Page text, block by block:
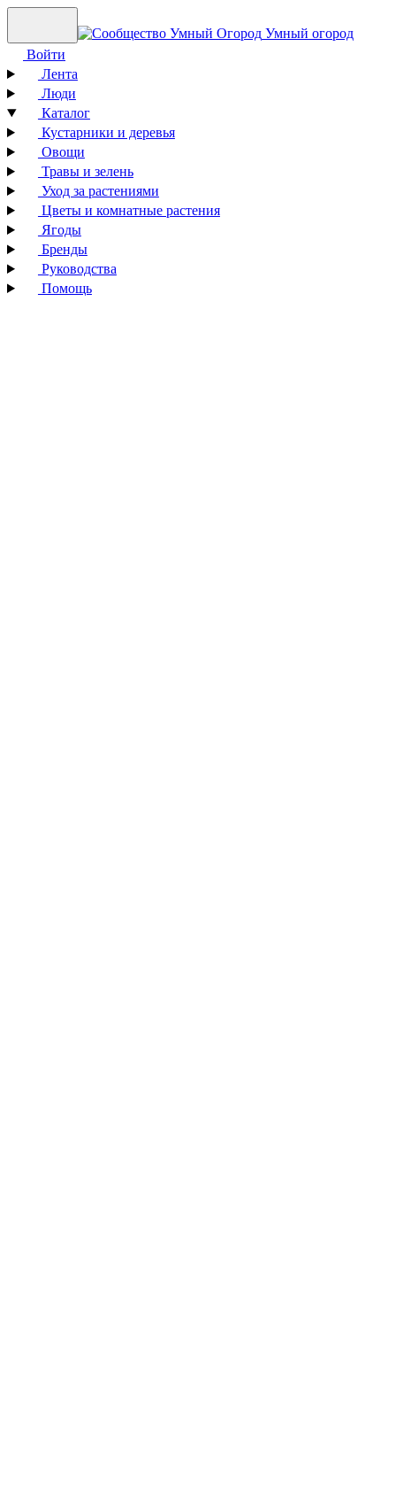
Умный огород
Войти
Лента
Люди
Каталог
Кустарники и деревья
Овощи
Травы и зелень
Уход за растениями
Цветы и комнатные растения
Ягоды
Бренды
Руководства
Помощь